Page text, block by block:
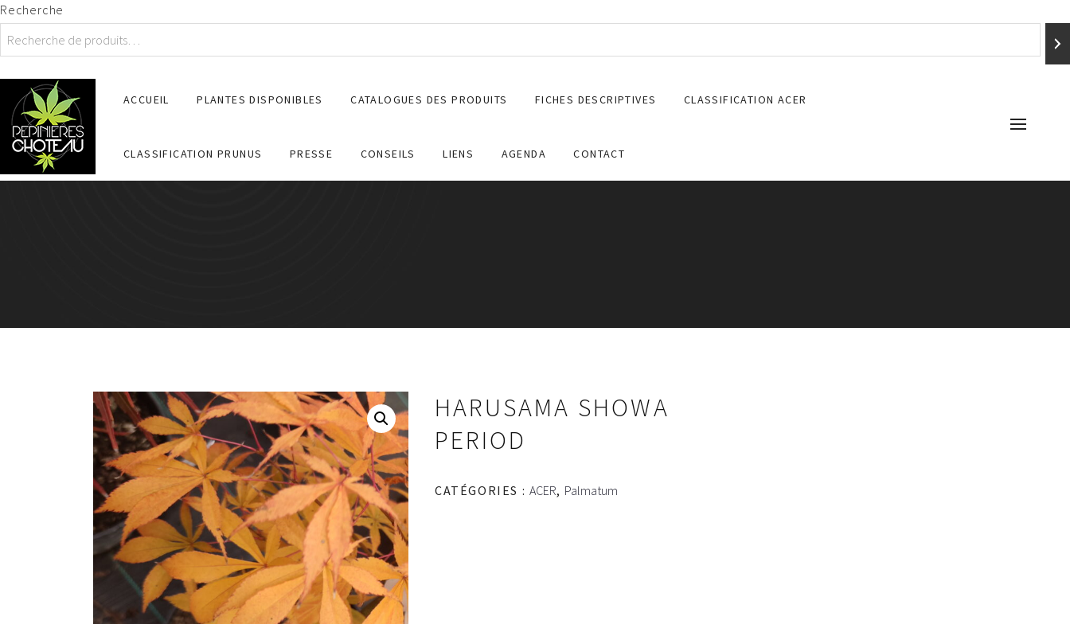
Recherche
ACCUEIL PLANTES DISPONIBLES CATALOGUES DES PRODUITS FICHES DESCRIPTIVES CLASSIFICATION ACER
CLASSIFICATION PRUNUS PRESSE CONSEILS LIENS AGENDA CONTACT
HARUSAMA SHOWA
PERIOD
CATÉGORIES : ACER, Palmatum